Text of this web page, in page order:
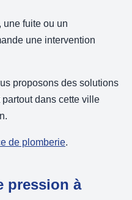
fuite ou un
une intervention
proposons des solutions
dans cette ville
de plomberie.
pression à